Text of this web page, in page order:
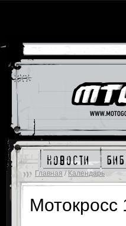
новости
Главная / Календарь